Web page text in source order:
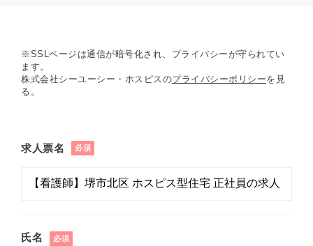
※SSLページは通信が暗号化され、プライバシーが守られてい
ます。
株式会社シーユーシー・ホスピスのプライバシーポリシーを見
る。
求人票名 必須
氏名 必須